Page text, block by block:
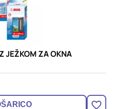
JEŽKOM ZA OKNA
za prikazovanje ustreznih
Pri delu uporabljajo
brskalnika in naprave. Če
ne boste deležni našega
VSE